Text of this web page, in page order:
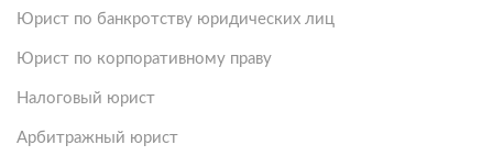
Юрист по банкротству юридических лиц
Юрист по корпоративному праву
Налоговый юрист
Арбитражный юрист